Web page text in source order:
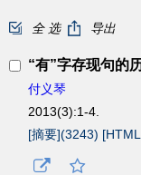
全 选 导出
“有”字存现句的
付义琴
2013(3):1-4.
[摘要](3243)